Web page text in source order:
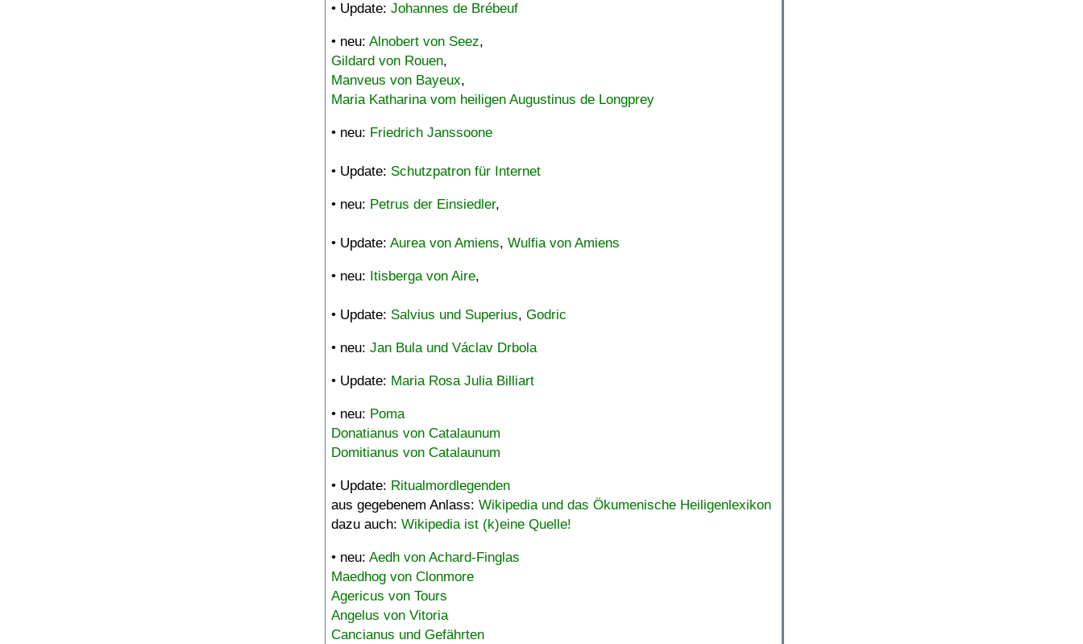
• Update: Johannes de Brébeuf
• neu: Alnobert von Seez,
Gildard von Rouen,
Manveus von Bayeux,
Maria Katharina vom heiligen Augustinus de Longprey
• neu: Friedrich Janssoone
• Update: Schutzpatron für Internet
• neu: Petrus der Einsiedler,
• Update: Aurea von Amiens, Wulfia von Amiens
• neu: Itisberga von Aire,
• Update: Salvius und Superius, Godric
• neu: Jan Bula und Václav Drbola
• Update: Maria Rosa Julia Billiart
• neu: Poma
Donatianus von Catalaunum
Domitianus von Catalaunum
• Update: Ritualmordlegenden
aus gegebenem Anlass: Wikipedia und das Ökumenische Heiligenlexikon
dazu auch: Wikipedia ist (k)eine Quelle!
• neu: Aedh von Achard-Finglas
Maedhog von Clonmore
Agericus von Tours
Angelus von Vitoria
Cancianus und Gefährten